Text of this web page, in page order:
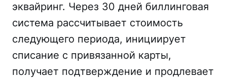
эквайринг. Через 30 дней биллинговая
система рассчитывает стоимость
следующего периода, инициирует
списание с привязанной карты,
получает подтверждение и продлевает